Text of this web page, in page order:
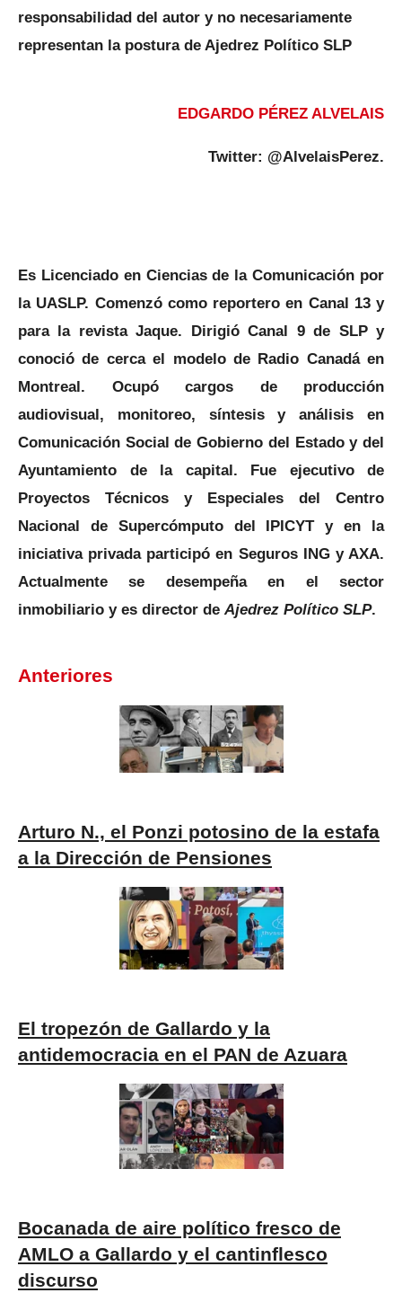
responsabilidad del autor y no necesariamente
representan la postura de Ajedrez Político SLP
EDGARDO PÉREZ ALVELAIS
Twitter: @AlvelaisPerez.
Es Licenciado en Ciencias de la Comunicación por
la UASLP. Comenzó como reportero en Canal 13 y
para la revista Jaque. Dirigió Canal 9 de SLP y
conoció de cerca el modelo de Radio Canadá en
Montreal. Ocupó cargos de producción
audiovisual, monitoreo, síntesis y análisis en
Comunicación Social de Gobierno del Estado y del
Ayuntamiento de la capital. Fue ejecutivo de
Proyectos Técnicos y Especiales del Centro
Nacional de Supercómputo del IPICYT y en la
iniciativa privada participó en Seguros ING y AXA.
Actualmente se desempeña en el sector
inmobiliario y es director de Ajedrez Político SLP.
Anteriores
Arturo N., el Ponzi potosino de la estafa
a la Dirección de Pensiones
El tropezón de Gallardo y la
antidemocracia en el PAN de Azuara
Bocanada de aire político fresco de
AMLO a Gallardo y el cantinflesco
discurso